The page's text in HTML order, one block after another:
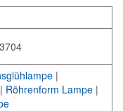
|
| Röhrenform Lampe |